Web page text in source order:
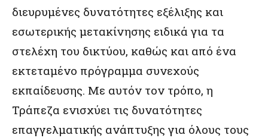
διευρυμένες δυνατότητες εξέλιξης και
εσωτερικής μετακίνησης ειδικά για τα
στελέχη του δικτύου, καθώς και από ένα
εκτεταμένο πρόγραμμα συνεχούς
εκπαίδευσης. Με αυτόν τον τρόπο, η
Τράπεζα ενισχύει τις δυνατότητες
επαγγελματικής ανάπτυξης για όλους τους